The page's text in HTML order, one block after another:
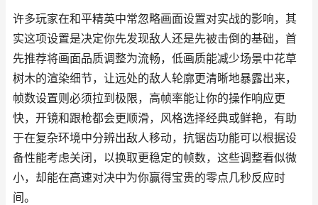
许多玩家在和平精英中常忽略画面设置对实战的影响，其
实这项设置是决定你先发现敌人还是先被击倒的基础，首
先推荐将画面品质调整为流畅，低画质能减少场景中花草
树木的渲染细节，让远处的敌人轮廓更清晰地暴露出来，
帧数设置则必须拉到极限，高帧率能让你的操作响应更
快，开镜和跟枪都会更顺滑，风格选择经典或鲜艳，有助
于在复杂环境中分辨出敌人移动，抗锯齿功能可以根据设
备性能考虑关闭，以换取更稳定的帧数，这些调整看似微
小，却能在高速对决中为你赢得宝贵的零点几秒反应时
间。